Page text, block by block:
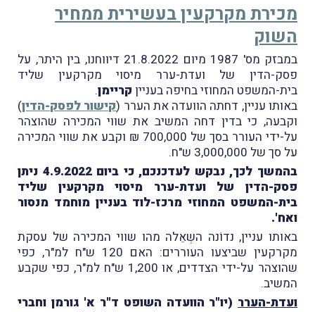
מכירת מקרקעין בעשירית ממחיר
השוק
במבזק מס' 1987 מיום 21.8.2022 דיווחנו, בין היתר, על
פסק-הדין של ועדת-ערר מיסוי מקרקעין שליד
בית-המשפט המחוזי בחיפה בעניין קריימן.
באותו עניין, דחתה הוועדה את הערר (קישור לפסק-הדין)
וקבעה, כי בדין דחה המשיב את שווי המכירה שהוצהר
על-ידי העורר בסך של 700,000 ₪ וקבע את שווי המכירה
על סך של 3,000,000 ש"ח.
בהמשך לכך, נבקש לעדכנכם, כי ביום 4.9.2022 ניתן
פסק-הדין של ועדת-ערר מיסוי מקרקעין שליד
בית-המשפט המחוזי מרכז-לוד בעניין מוחמד מנסור
ואח'.
באותו עניין, נדוֹנה השְאֵלה מהו שווי המכירה של עסקת
מקרקעין שביצעו העוררים: האם 120 ש"ח למ"ר, כפי
שהוצהר על-ידי הצדדים, או 1,200 ש"ח למ"ר, כפי שקבע
המשיב.
ועדת-הערר (יו"ר הוועדה השופט ד"ר א' גורמן וחברי